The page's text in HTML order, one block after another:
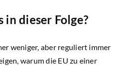
in dieser Folge?
weniger, aber reguliert immer
warum die EU zu einer